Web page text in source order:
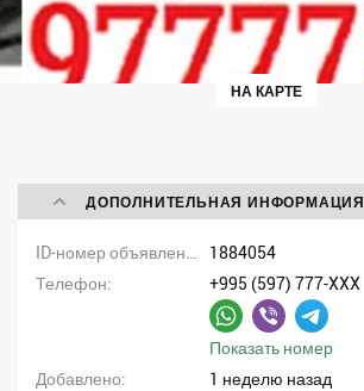
НА КАРТЕ
ДОПОЛНИТЕЛЬНАЯ ИНФОРМАЦИЯ
1884054
Телефон
+995 (597) 777-XXX
Показать номер
Добавлено
1 неделю назад